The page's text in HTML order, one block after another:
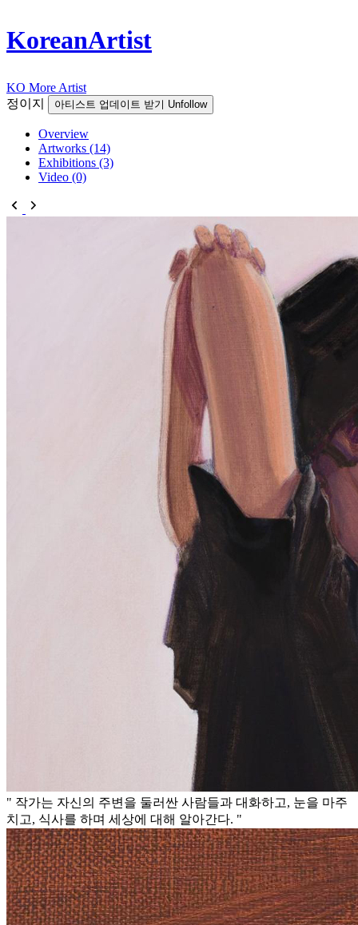
KoreanArtist
KO More Artist
정이지
아티스트 업데이트 받기 Unfollow
Overview
Artworks (14)
Exhibitions (3)
Video (0)
" 작가는 자신의 주변을 둘러싼 사람들과 대화하고, 눈을 마주
치고, 식사를 하며 세상에 대해 알아간다. "